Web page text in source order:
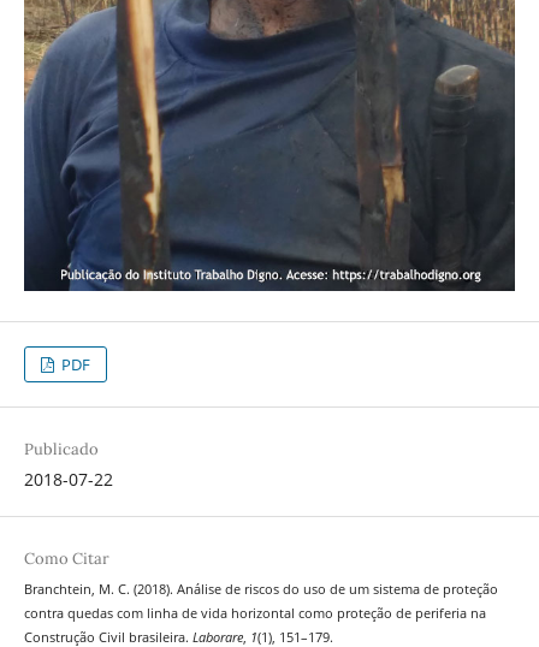
PDF
Publicado
2018-07-22
Como Citar
Branchtein, M. C. (2018). Análise de riscos do uso de um sistema de proteção
contra quedas com linha de vida horizontal como proteção de periferia na
Construção Civil brasileira. Laborare, 1(1), 151–179.